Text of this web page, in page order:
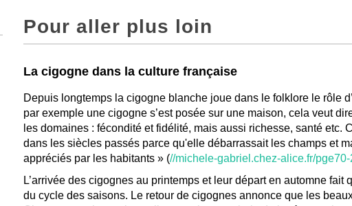
Pour aller plus loin
La cigogne dans la culture française
Depuis longtemps la cigogne blanche joue dans le folklore le rôle
par exemple une cigogne s’est posée sur une maison, cela veut
les domaines : fécondité et fidélité, mais aussi richesse, santé etc.
dans les siècles passés parce qu'elle débarrassait les champs et
appréciés par les habitants » (//michele-gabriel.chez-alice.fr/pge70-
L’arrivée des cigognes au printemps et leur départ en automne
du cycle des saisons. Le retour de cigognes annonce que les